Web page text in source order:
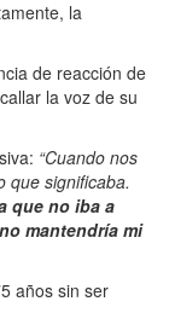
la
de reacción de
la voz de su
“Cuando nos
que significaba.
que no iba a
mantendría mi
años sin ser